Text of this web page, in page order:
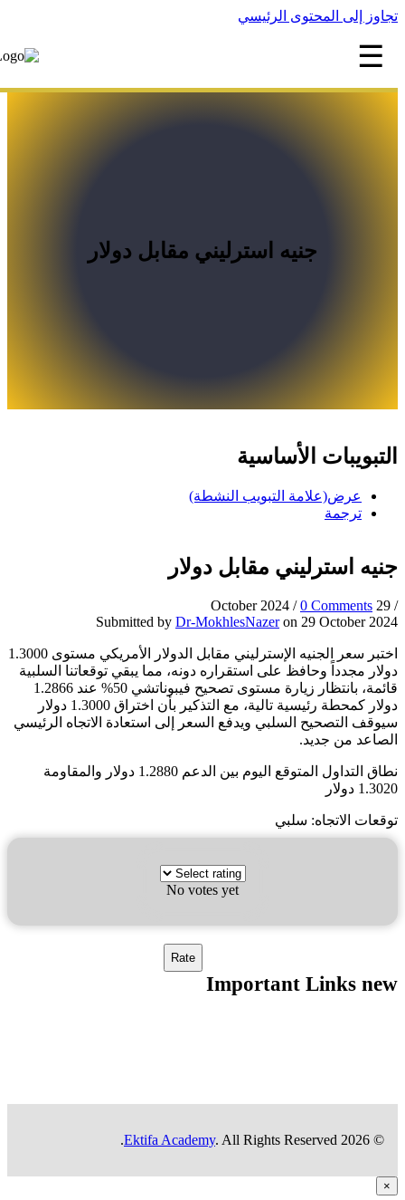
إلى المحتوى الرئيسي
☰
جنيه استرليني مقابل دولار
الأساسية
عرض (علامة التبويب النشطة)
ترجمة
استرليني مقابل دولار
29
/0 Comments
Submitted byDr-MokhlesNazer on 29 October
اختبر سعر الجنيه الإسترليني مقابل الدولار الأمريكي مستوى 1.3000
مجدداً وحافظ على استقراره دونه، مما يبقي توقعاتنا السلبية
قائمة، بانتظار زيارة مستوى تصحيح فيبوناتشي 50% عند 1.2866
دولار كمحطة رئيسية تالية، مع التذكير بأن اختراق 1.3000 دولار
التصحيح السلبي ويدفع السعر إلى استعادة الاتجاه الرئيسي
من جديد.
نطاق التداول المتوقع اليوم بين الدعم 1.2880 دولار والمقاومة
دولار
الاتجاه: سلبي
No votes yet
Important Links
Ektifa Academy. All Rights Reserved.